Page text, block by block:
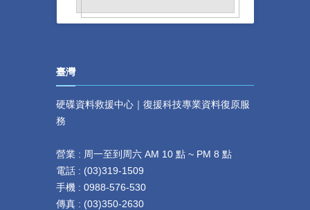
臺灣
硬碟資料救援中心｜復援科技專業資料復原服
務
營業 : 周一至到周六 AM 10 點 ~ PM 8 點
電話 : (03)319-1509
手機 : 0988-576-530
傳真 : (03)350-2630